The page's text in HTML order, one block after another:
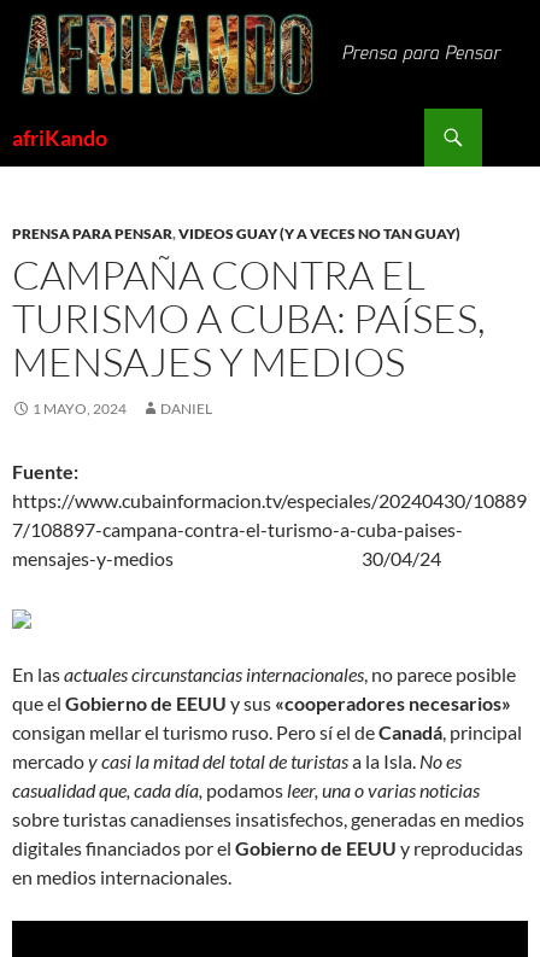
Saltar
contenido
afriKando
PRENSA PARA PENSAR,VIDEOS GUAY (Y A VECES NO TAN GUAY)
CAMPAÑA CONTRA EL
TURISMO A CUBA: PAÍSES,
MENSAJES Y MEDIOS
1 MAYO, 2024 DANIEL
Fuente:
https://www.cubainformacion.tv/especiales/20240430/10889
7/108897-campana-contra-el-turismo-a-cuba-paises-
mensajes-y-medios 30/04/24
En lasactuales circunstancias internacionales, no parece posible
que el Gobierno de EEUU y sus «cooperadores necesarios»
consigan mellar el turismo ruso. Pero sí el deCanadá, principal
mercadoy casi la mitad del total de turistasa la Isla. No es
casualidad que, cada día, podamos leer, una o varias noticias
sobre turistas canadienses insatisfechos, generadas en medios
digitales financiados por el Gobierno de EEUU y reproducidas
en medios internacionales.